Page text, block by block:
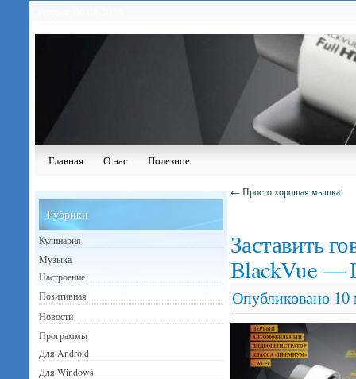
Главная О нас Полезное
← Просто хорошая мышка!
Заставить
BlackVue —
Опубликовано 10
Рубрики
Кулинария
Музыка
Настроение
Позитивная
Новости
Программы
Для Android
Для Windows